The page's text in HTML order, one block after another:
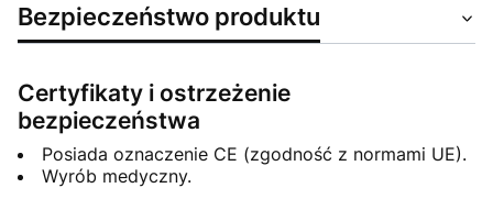
Bezpieczeństwo produktu
Certyfikaty i ostrzeżenie
bezpieczeństwa
Posiada oznaczenie CE (zgodność z normami UE).
Wyrób medyczny.